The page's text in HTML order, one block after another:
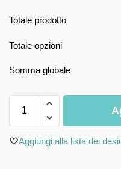
Totale prodotto
Totale opzioni
Somma globale
Aggiungi alla lista dei